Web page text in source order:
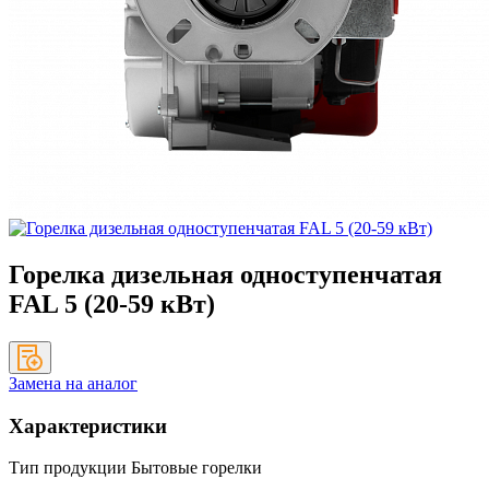
Горелка дизельная одноступенчатая
FAL 5 (20-59 кВт)
Замена на аналог
Характеристики
Тип продукции Бытовые горелки